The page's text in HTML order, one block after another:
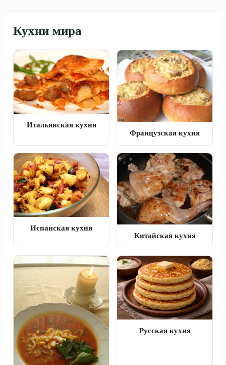
Кухни мира
Итальянская кухня
Французская кухня
Испанская кухня
Китайская кухня
Русская кухня